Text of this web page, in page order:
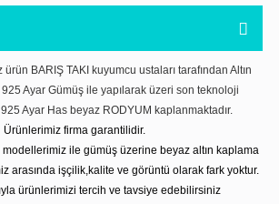
BARIŞ TAKI kuyumcu ustaları tarafından Altın
Ayar Gümüş ile yapılarak üzeri son teknoloji
Ayar Has beyaz RODYUM kaplanmaktadır.
Ürünlerimiz firma garantilidir.
modellerimiz ile gümüş üzerine beyaz altın kaplama
arasında işçilik,kalite ve görüntü olarak fark yoktur.
ürünlerimizi tercih ve tavsiye edebilirsiniz